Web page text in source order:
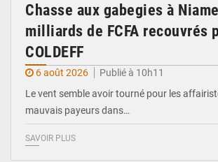
Chasse aux gabegies à
milliards de FCFA recouvrés
COLDEFF
6 août 2026
Publié à 10h11
Le vent semble avoir tourné pour les
mauvais payeurs dans…
SAVOIR PLUS